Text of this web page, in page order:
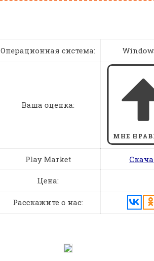
Операционная система:
Ваша оценка:
МНЕ
Play Market
Цена:
Расскажите о нас: